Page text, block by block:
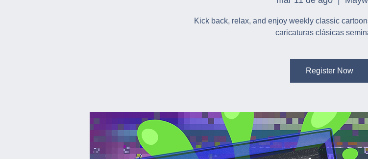
Kick back, relax, and enjoy weekly classic
caricaturas clásicas
Register Now